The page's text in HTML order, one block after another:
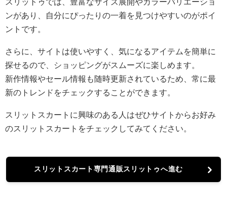
スリットゥでは、豊富なサイズ展開やカラーバリエーショ
ンがあり、自分にぴったりの一着を見つけやすいのがポイ
ントです。
さらに、サイトは使いやすく、気になるアイテムを簡単に
探せるので、ショッピングがスムーズに楽しめます。
新作情報やセール情報も随時更新されているため、常に最
新のトレンドをチェックすることができます。
スリットスカートに興味のある人はぜひサイトからお好み
のスリットスカートをチェックしてみてください。
スリットスカート専門通販スリットゥへ進む